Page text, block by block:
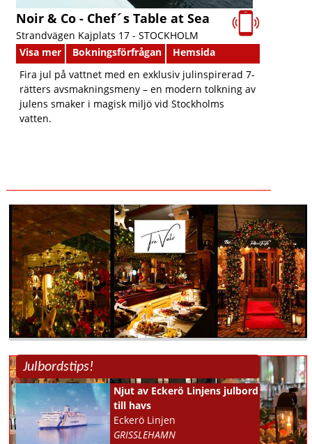
Noir & Co - Chef´s Table at Sea
Strandvägen Kajplats 17 - STOCKHOLM
Visa mer
Bokningsförfrågan
Hemsida
Fira jul på vattnet med en exklusiv julinspirerad 7-
rätters avsmakningsmeny – en modern tolkning av
julens smaker i magisk miljö vid Stockholms
vatten.
Julbordstips!
Njut av Eckerö Linjens julbord
till havs
Eckerö Linjen
GRISSLEHAMN